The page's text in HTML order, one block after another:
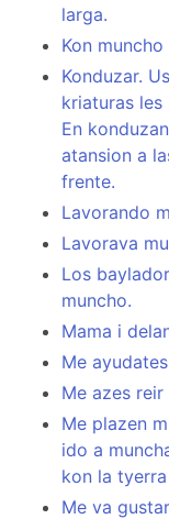
larga.
Kon muncho
Konduzar.
kriaturas
En
atansion a
frente.
Lavorando
Lavorava
Los
muncho.
Mama i
Me
Me azes
Me plazen
ido a
kon la
Me va